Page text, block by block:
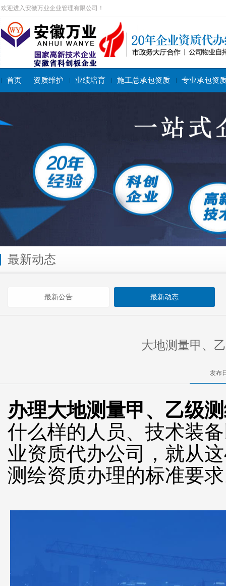
欢迎进入安徽万业企业管理有限公司！
首页 资质维护 业绩培育 施工总承包资质 专业承包资
搜索关键字： 施工总承包资质 专业承包资质 施工劳务资质
最新动态
最新公告 最新动态
大地测量甲、
发布
办理大地测量甲、乙级
什么样的人员、技术装
业资质代办公司，就从
测绘资质办理的标准要